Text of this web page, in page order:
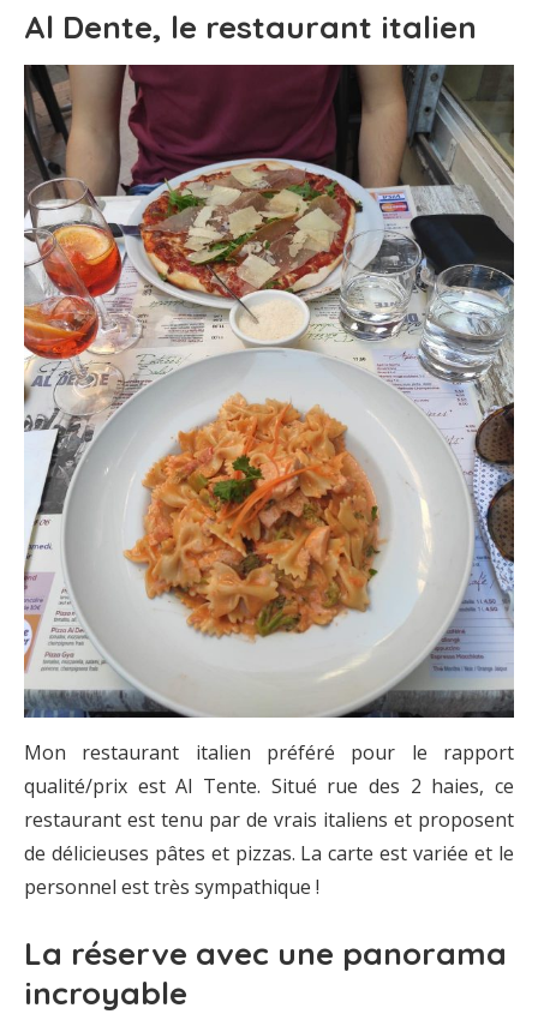
Al Dente, le restaurant italien
Mon restaurant italien préféré pour le rapport
qualité/prix est Al Tente. Situé rue des 2 haies, ce
restaurant est tenu par de vrais italiens et proposent
de délicieuses pâtes et pizzas. La carte est variée et le
personnel est très sympathique !
La réserve avec une panorama
incroyable